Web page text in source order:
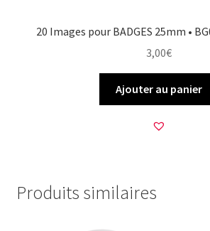
20 Images pour BADGES 25mm •
3,00€
Ajouter au panier
Produits similaires